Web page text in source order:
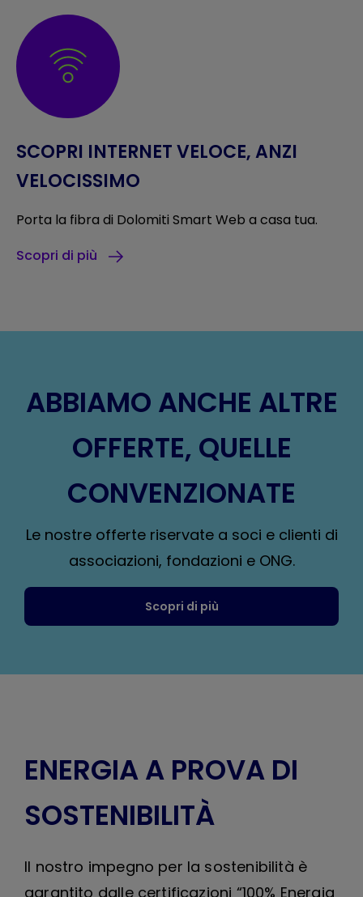
SCOPRI INTERNET VELOCE, ANZI
VELOCISSIMO
Porta la fibra di Dolomiti Smart Web a casa tua.
Scopri di più
ABBIAMO ANCHE ALTRE
OFFERTE, QUELLE
CONVENZIONATE
Le nostre offerte riservate a soci e clienti di
associazioni, fondazioni e ONG.
Scopri di più
ENERGIA A PROVA DI
SOSTENIBILITÀ
Il nostro impegno per la sostenibilità è
garantito dalle certificazioni “100% Energia